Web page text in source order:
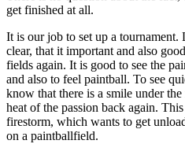
get finished at all.
It is our job to set up a tournament.
clear, that it important and also
fields again. It is good to see the
and also to feel paintball. To see
know that there is a smile under
heat of the passion back again.
firestorm, which wants to get
on a paintballfield.